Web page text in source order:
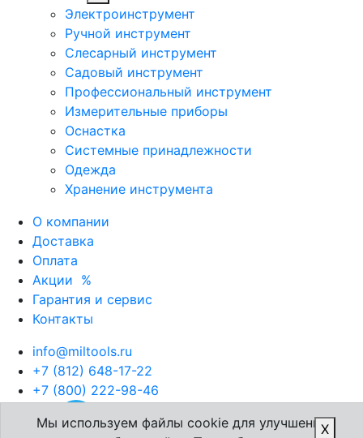
X
Мы используем файлы cookie для улучшения
Электроинструмент
Ручной инструмент
Слесарный инструмент
Садовый инструмент
Профессиональный инструмент
Измерительные приборы
Оснастка
Системные принадлежности
Одежда
Хранение инструмента
О компании
Доставка
Оплата
Акции %
Гарантия и сервис
Контакты
info@miltools.ru
+7 (812) 648-17-22
+7 (800) 222-98-46